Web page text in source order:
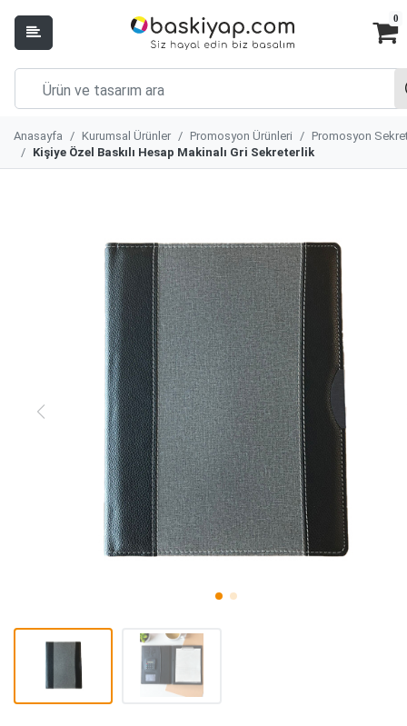
0
Anasayfa Kurumsal Ürünler Promosyon Ürünleri
Promosyon
Kişiye Özel Baskılı Hesap Makinalı Gri Sekreterlik